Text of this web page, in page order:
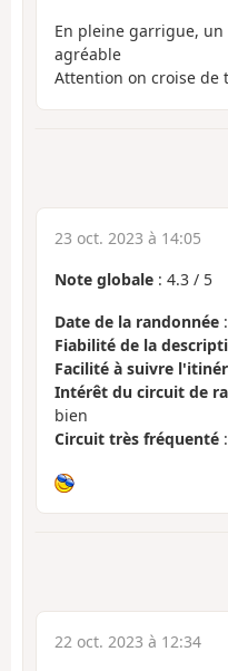
En pleine garrigue,
agréable
Attention on croise de
23 oct. 2023 à 14:05
Note globale : 4.3 / 5
Date de la randonnée
Fiabilité de la
Facilité à suivre
Intérêt du circuit de
bien
Circuit très fréquenté
22 oct. 2023 à 12:34